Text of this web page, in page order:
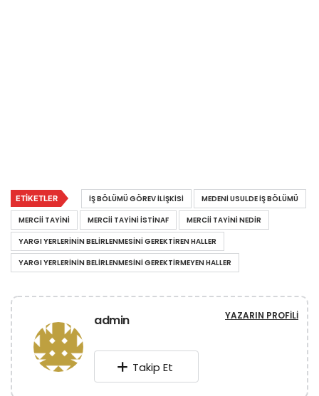
ETIKETLER IŞ BÖLÜMÜ GÖREV ILIŞKISI
MEDENI USULDE IŞ BÖLÜMÜ
MERCII TAYINI
MERCII TAYINI ISTINAF
MERCII TAYINI NEDIR
YARGI YERLERININ BELIRLENMESINI GEREKTIREN HALLER
YARGI YERLERININ BELIRLENMESINI GEREKTIRMEYEN HALLER
admin YAZARIN PROFILI
Takip Et